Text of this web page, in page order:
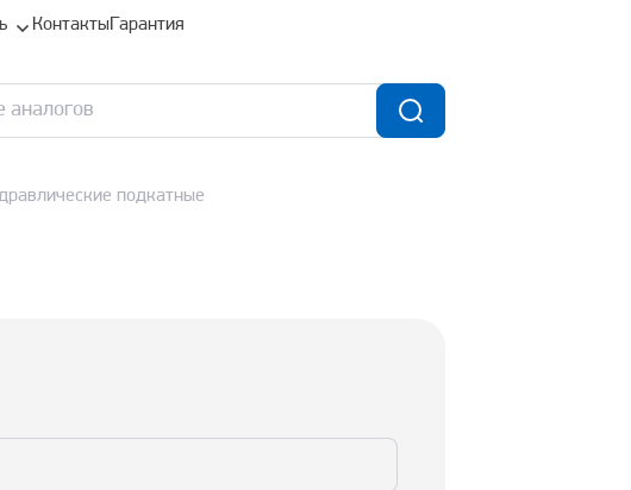
КонтактыГарантия
подкатные